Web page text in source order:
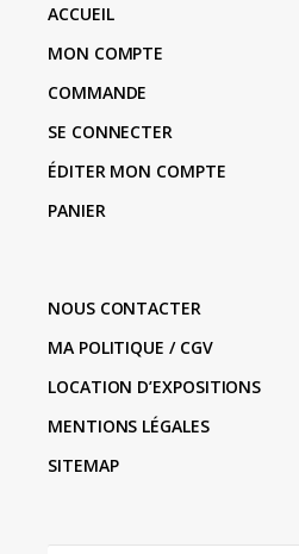
ACCUEIL
MON COMPTE
COMMANDE
SE CONNECTER
ÉDITER MON COMPTE
PANIER
NOUS CONTACTER
MA POLITIQUE / CGV
LOCATION D’EXPOSITIONS
MENTIONS LÉGALES
SITEMAP